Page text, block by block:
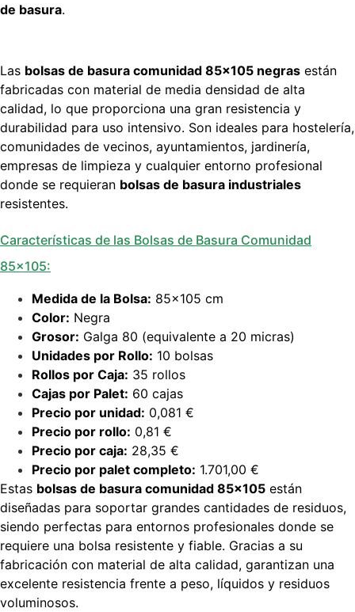
de basura.
Las bolsas de basura comunidad 85×105 negras están
fabricadas con material de media densidad de alta
calidad, lo que proporciona una gran resistencia y
durabilidad para uso intensivo. Son ideales para hostelería,
comunidades de vecinos, ayuntamientos, jardinería,
empresas de limpieza y cualquier entorno profesional
donde se requieran bolsas de basura industriales
resistentes.
Características de las Bolsas de Basura Comunidad
85×105:
Medida de la Bolsa: 85×105 cm
Color: Negra
Grosor: Galga 80 (equivalente a 20 micras)
Unidades por Rollo: 10 bolsas
Rollos por Caja: 35 rollos
Cajas por Palet: 60 cajas
Precio por unidad: 0,081 €
Precio por rollo: 0,81 €
Precio por caja: 28,35 €
Precio por palet completo: 1.701,00 €
Estas bolsas de basura comunidad 85×105 están
diseñadas para soportar grandes cantidades de residuos,
siendo perfectas para entornos profesionales donde se
requiere una bolsa resistente y fiable. Gracias a su
fabricación con material de alta calidad, garantizan una
excelente resistencia frente a peso, líquidos y residuos
voluminosos.